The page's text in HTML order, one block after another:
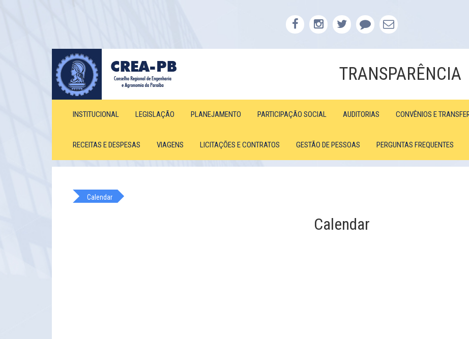
TRANSPARÊNCIA
INSTITUCIONAL LEGISLAÇÃO PLANEJAMENTO PARTICIPAÇÃO SOCIAL AUDITORIAS CONVÊNIOS E
RECEITAS E DESPESAS VIAGENS LICITAÇÕES E CONTRATOS GESTÃO DE PESSOAS PERGUNTAS FREQUENTES
Calendar
Calendar